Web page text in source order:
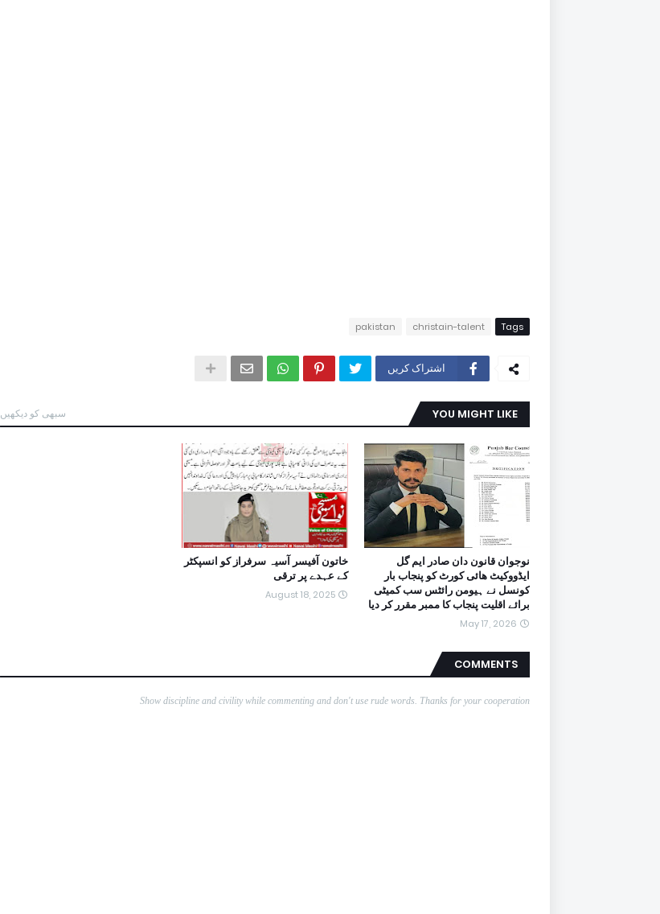
Tags
christain-talent
pakistan
اشتراک کریں
YOU MIGHT LIKE سبھی کو دیکھیں
نوجوان قانون دان صادر ایم گل
ایڈووکیٹ ھائی کورٹ کو پنجاب بار
کونسل نے ہیومن رائٹس سب کمیٹی
برائے اقلیت پنجاب کا ممبر مقرر کر دیا
May 17, 2026
خاتون آفیسر آسیہ سرفراز کو انسپکٹر
کے عہدے پر ترقی
August 18, 2025
COMMENTS
Show discipline and civility while commenting and don't use rude words. Thanks for your cooperation